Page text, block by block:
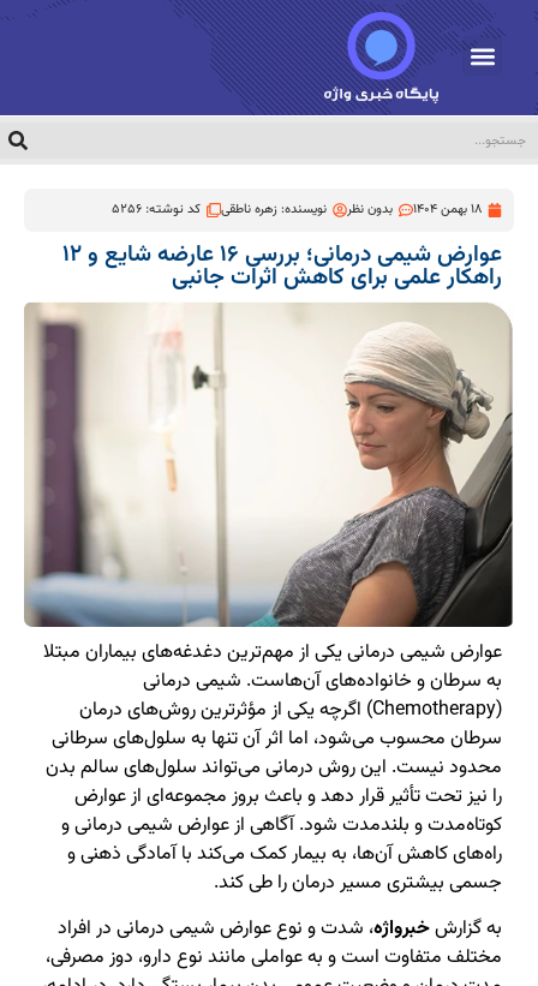
18 بهمن 1404 بدون نظر نویسنده:زهره ناطقی کد نوشته: 5256
عوارض شیمی درمانی؛ بررسی ۱۶ عارضه شایع و ۱۲
راهکار علمی برای کاهش اثرات جانبی
عوارض شیمی درمانی یکی از مهم‌ترین دغدغه‌های بیماران مبتلا
به سرطان و خانواده‌های آن‌هاست. شیمی درمانی
(Chemotherapy) اگرچه یکی از مؤثرترین روش‌های درمان
سرطان محسوب می‌شود، اما اثر آن تنها به سلول‌های سرطانی
محدود نیست. این روش درمانی می‌تواند سلول‌های سالم بدن
را نیز تحت تأثیر قرار دهد و باعث بروز مجموعه‌ای از عوارض
کوتاه‌مدت و بلندمدت شود. آگاهی از عوارض شیمی درمانی و
راه‌های کاهش آن‌ها، به بیمار کمک می‌کند با آمادگی ذهنی و
جسمی بیشتری مسیر درمان را طی کند.
به گزارشخبرواژه، شدت و نوع عوارض شیمی درمانی در افراد
مختلف متفاوت است و به عواملی مانند نوع دارو، دوز مصرفی،